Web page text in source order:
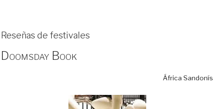
Reseñas de festivales
Doomsday Book
África Sandonís